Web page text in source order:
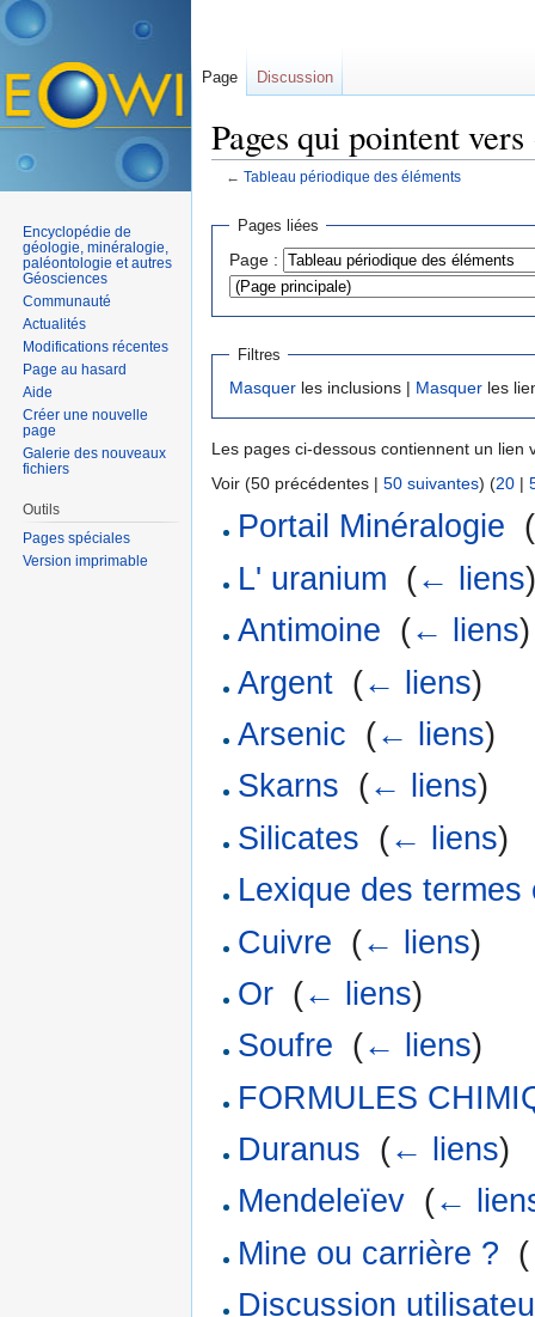
Pages qui pointent
← Tableau périodique des éléments
Pages liées
Page :
Filtres
Masquer les inclusions | Masquer les
Les pages ci-dessous contiennent un lien
Voir (50 précédentes | 50 suivantes) (20 |
Portail Minéralogie (
L' uranium (← liens
Antimoine (← liens)
Argent (← liens)
Arsenic (← liens)
Skarns (← liens)
Silicates (← liens)
Lexique des
Cuivre (← liens)
Or (← liens)
Soufre (← liens)
FORMULES
Duranus (← liens)
Mendeleïev (←
Mine ou carrière ? (
Discussion
Page Discussion
Encyclopédie de
géologie, minéralogie,
paléontologie et autres
Géosciences
Communauté
Actualités
Modifications récentes
Page au hasard
Aide
Créer une nouvelle
page
Galerie des nouveaux
fichiers
Outils
Pages spéciales
Version imprimable